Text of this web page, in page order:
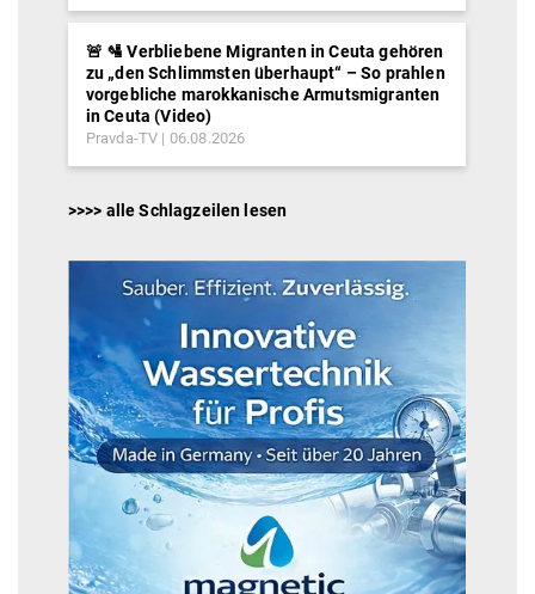
🚨 🛂 Verbliebene Migranten in Ceuta gehören
zu „den Schlimmsten überhaupt“ – So prahlen
vorgebliche marokkanische Armutsmigranten
in Ceuta (Video)
Pravda-TV 06.08.2026
>>>> alle Schlagzeilen lesen